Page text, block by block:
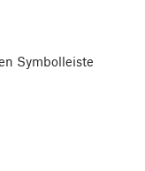
Symbolleiste